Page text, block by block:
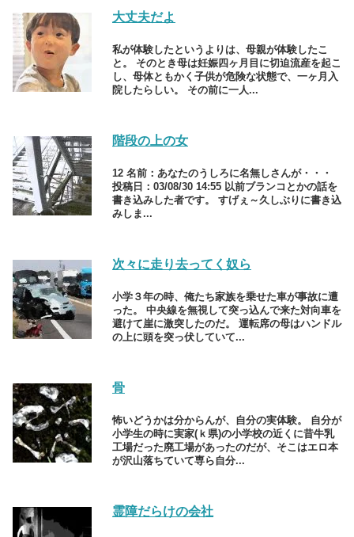
大丈夫だよ
私が体験したというよりは、母親が体験したこ
と。 そのとき母は妊娠四ヶ月目に切迫流産を起こ
し、母体ともかく子供が危険な状態で、一ヶ月入
院したらしい。 その前に一人...
階段の上の女
12 名前：あなたのうしろに名無しさんが・・・
投稿日：03/08/30 14:55 以前ブランコとかの話を
書き込みした者です。 すげぇ～久しぶりに書き込
みしま...
次々に走り去ってく奴ら
小学３年の時、俺たち家族を乗せた車が事故に遭
った。 中央線を無視して突っ込んで来た対向車を
避けて崖に激突したのだ。 運転席の母はハンドル
の上に頭を突っ伏していて...
骨
怖いどうかは分からんが、自分の実体験。 自分が
小学生の時に実家(ｋ県)の小学校の近くに昔牛乳
工場だった廃工場があったのだが、そこはエロ本
が沢山落ちていて専ら自分...
霊障だらけの会社